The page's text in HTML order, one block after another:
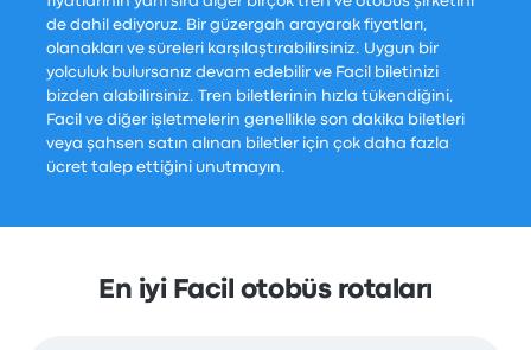
de dahil ediyoruz. Bir güzergah arayarak fiyatları,
olanakları ve süreleri karşılaştırabilirsiniz. Uygun bir
yolculuk bulursanız devam edebilir ve Facil biletinizi
bizden alabilirsiniz. Tren biletlerinin hızla tükendiğini,
Facil ve diğer işletmelerin genellikle son dakika biletleri
veya şahsen satın alınan biletler için çok daha fazla
ücret talep ettiğini unutmayın.
En iyi Facil otobüs rotaları